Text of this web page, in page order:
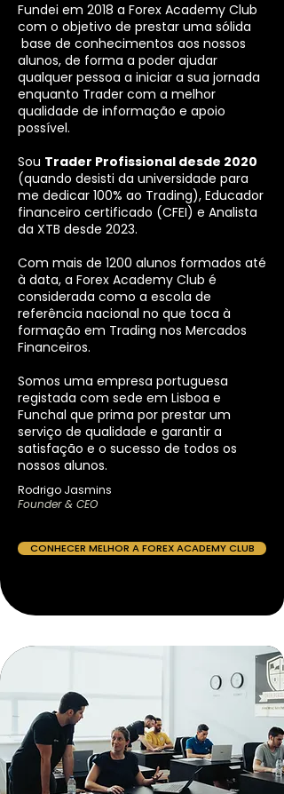
Fundei em 2018 a Forex Academy Club
com o objetivo de prestar uma sólida
base de conhecimentos aos nossos
alunos, de forma a poder ajudar
qualquer pessoa a iniciar a sua jornada
enquanto Trader com a melhor
qualidade de informação e apoio
possível.
Sou Trader Profissional desde 2020
(quando desisti da universidade para
me dedicar 100% ao Trading), Educador
financeiro certificado (CFEI) e Analista
da XTB desde 2023.
Com mais de 1200 alunos formados até
à data, a Forex Academy Club é
considerada como a escola de
referência nacional no que toca à
formação em Trading nos Mercados
Financeiros.
Somos uma empresa portuguesa
registada com sede em Lisboa e
Funchal que prima por prestar um
serviço de qualidade e garantir a
satisfação e o sucesso de todos os
nossos alunos.
Rodrigo Jasmins
Founder & CEO
CONHECER MELHOR A FOREX ACADEMY CLUB